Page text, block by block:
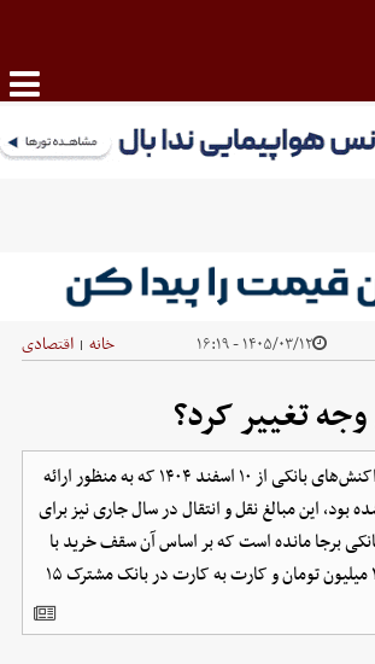
۱۴۰۵/۰۳/۱۲ - ۱۶:۱۹ خانه | اقتصادی
تغییر کرد؟
درپی افزایش سقف‌ تراکنش‌های بانکی از ۱۰ اسفند ۱۴۰۴ که به منظور ارائه
بود، این مبالغ نقل و انتقال در سال جاری نیز برای
برجا مانده است که بر اساس آن سقف خرید با
کارت بانکی روزانه ۴۰۰ میلیون تومان و کارت به کارت در بانک مشترک ۱۵